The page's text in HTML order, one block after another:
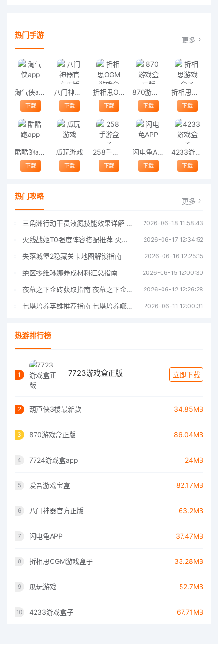
热门手游 更多
淘气侠app
下载
八门神器官方正版
下载
折相思OGM游戏盒子
下载
870游戏盒正版
下载
折相思游戏盒子
下载
酷酷跑app
下载
瓜玩游戏
下载
258手游盒子
下载
闪电龟APP
下载
4233游戏盒子
下载
热门攻略 更多
三角洲行动干员液氮技能效果详解 三角洲行动干员液氮技能介绍 2026-06-18 11:58:43
火线战姬T0强度阵容搭配推荐 火线战姬T0强度阵容哪个好 2026-06-17 12:34:52
失落城堡2隐藏关卡地图解锁指南 2026-06-16 12:25:15
绝区零维琳娜养成材料汇总指南 2026-06-15 12:00:30
夜幕之下金砖获取指南 夜幕之下金砖获取方法 2026-06-12 12:26:28
七塔培养英雄推荐指南 七塔培养哪个英雄好 2026-06-11 12:00:31
热游排行榜
1 7723游戏盒正版 立即下载
2 葫芦侠3楼最新款 34.85MB
3 870游戏盒正版 86.04MB
4 7724游戏盒app 24MB
5 爱吾游戏宝盒 82.17MB
6 八门神器官方正版 63.2MB
7 闪电龟APP 37.47MB
8 折相思OGM游戏盒子 33.28MB
9 瓜玩游戏 52.7MB
10 4233游戏盒子 67.71MB